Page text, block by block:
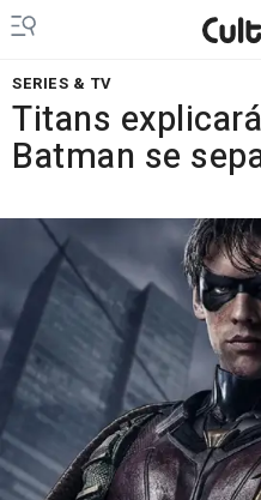
SERIES & TV
Titans
Batman se